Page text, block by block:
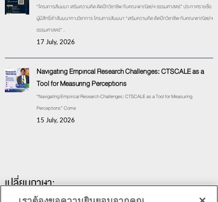
“โครงการสัมมนา เสริมความคิด ติดปีกวิชาชีพ กับคณะพาณิชย์ฯ ธรรมศาสตร์” ประกาศรายชื่อ
ผู้มีสิทธิ์เข้าสัมมนาทางวิชาการ โครงการสัมมนา “เสริมความคิด ติดปีกวิชาชีพ กับคณะพาณิชย์ฯ
ธรรมศาสตร์” .
17 July, 2026
Navigating Empirical Research Challenges: CTSCALE as a
Tool for Measuring Perceptions
“Navigating Empirical Research Challenges: CTSCALE as a Tool for Measuring
Perceptions” Come
15 July, 2026
เปลี่ยนภาษา: